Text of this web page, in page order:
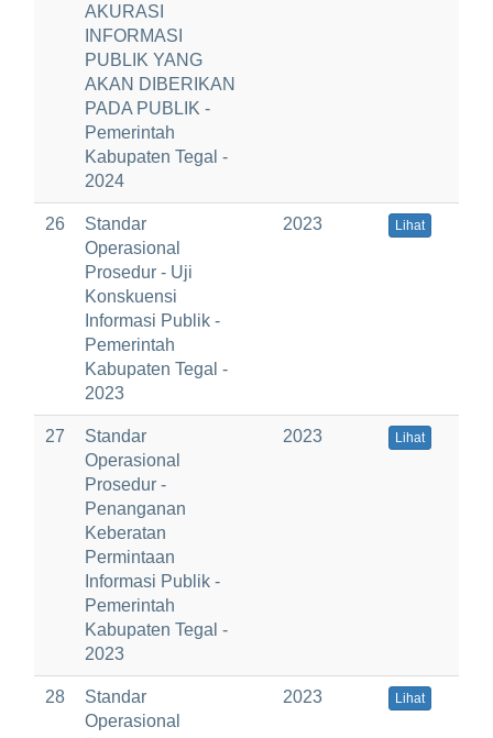
AKURASI
INFORMASI
PUBLIK YANG
AKAN DIBERIKAN
PADA PUBLIK -
Pemerintah
Kabupaten Tegal -
2024
26
Standar
Operasional
Prosedur - Uji
Konskuensi
Informasi Publik -
Pemerintah
Kabupaten Tegal -
2023
2023 Lihat
27
Standar
Operasional
Prosedur -
Penanganan
Keberatan
Permintaan
Informasi Publik -
Pemerintah
Kabupaten Tegal -
2023
2023 Lihat
28
Standar
Operasional
2023 Lihat